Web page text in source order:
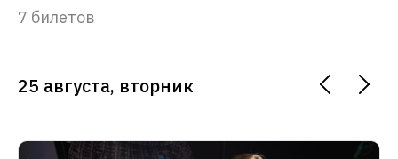
7 билетов
25 августа, вторник